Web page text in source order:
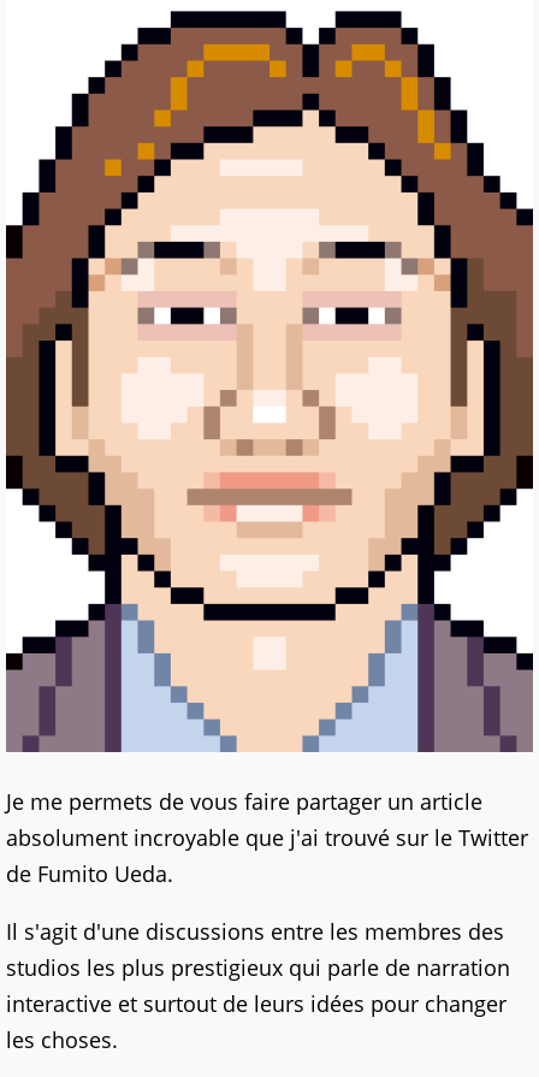
Je me permets de vous faire partager un article
absolument incroyable que j'ai trouvé sur le Twitter
de Fumito Ueda.
Il s'agit d'une discussions entre les membres des
studios les plus prestigieux qui parle de narration
interactive et surtout de leurs idées pour changer
les choses.